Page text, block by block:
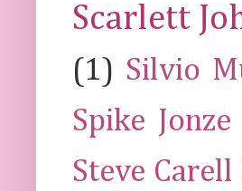
Scarlett
(1) Silvio
Spike Jonze
Steve Carell